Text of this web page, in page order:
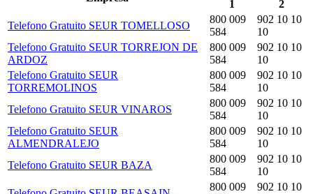
1
2
Telefono Gratuito SEUR TOMELLOSO
800 009
584
902 10 10
10
Telefono Gratuito SEUR TORREJON DE
ARDOZ
800 009
584
902 10 10
10
Telefono Gratuito SEUR
TORREMOLINOS
800 009
584
902 10 10
10
Telefono Gratuito SEUR VINAROS
800 009
584
902 10 10
10
Telefono Gratuito SEUR
ALMENDRALEJO
800 009
584
902 10 10
10
Telefono Gratuito SEUR BAZA
800 009
584
902 10 10
10
800 009
902 10 10